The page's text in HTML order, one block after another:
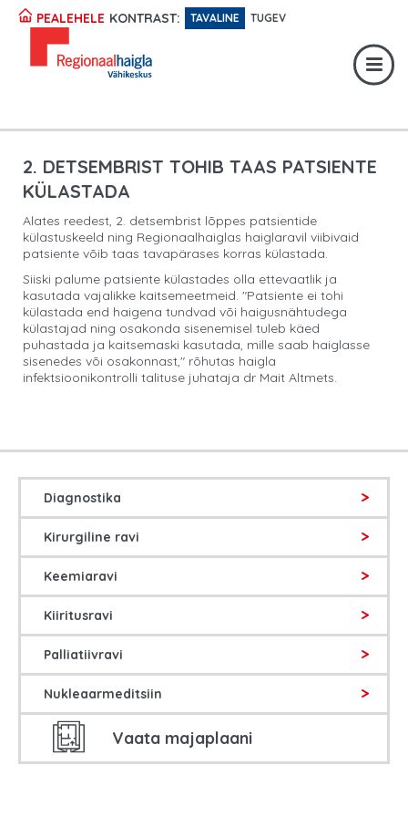
PEALEHELE KONTRAST: TAVALINE TUGEV
617 1049
Erakorraline abi:
2. DETSEMBRIST TOHIB TAAS PATSIENTE
KÜLASTADA
Alates reedest, 2. detsembrist lõppes patsientide
külastuskeeld ning Regionaalhaiglas haiglaravil viibivaid
patsiente võib taas tavapärases korras külastada.
Siiski palume patsiente külastades olla ettevaatlik ja
kasutada vajalikke kaitsemeetmeid. "Patsiente ei tohi
külastada end haigena tundvad või haigusnähtudega
külastajad ning osakonda sisenemisel tuleb käed
puhastada ja kaitsemaski kasutada, mille saab haiglasse
sisenedes või osakonnast," rõhutas haigla
infektsioonikontrolli talituse juhataja dr Mait Altmets.
Diagnostika
Kirurgiline ravi
Keemiaravi
Kiiritusravi
Palliatiivravi
Nukleaarmeditsiin
Vaata majaplaani